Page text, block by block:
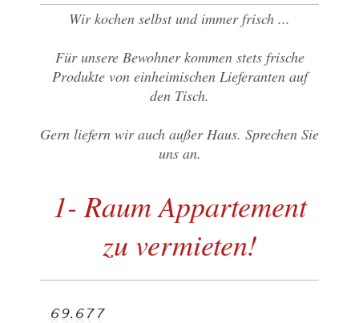
Wir kochen selbst und immer frisch ...
Für unsere Bewohner kommen stets frische
Produkte von einheimischen Lieferanten auf
den Tisch.
Gern liefern wir auch außer Haus. Sprechen Sie
uns an.
1- Raum Appartement
zu vermieten!